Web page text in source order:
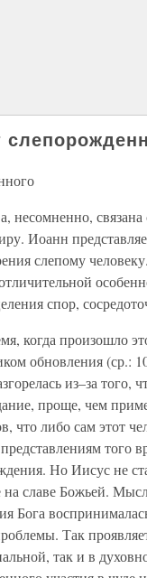
несомненно,
Иоанн
слепому
спор,
когда произошло
обновления (ср.:
из–за
проще, чем
что либо сам этот
того
Но Иисус не
славе Божьей.
Бога
Так
так и в